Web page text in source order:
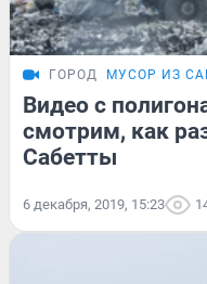
ГОРОД МУСОР ИЗ
Видео с
смотрим, как
Сабетты
6 декабря, 2019, 15:23